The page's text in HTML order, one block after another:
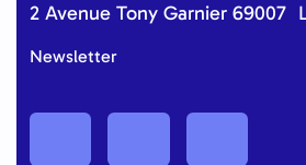
2 Avenue Tony Garnier 69007
Newsletter